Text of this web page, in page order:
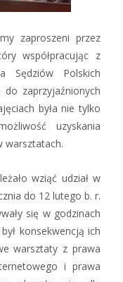
zaproszeni przez
współpracując z
Sędziów Polskich
zaprzyjaźnionych
była nie tylko
uzyskania
warsztatach.
wziąć udział w
do 12 lutego b. r.
się w godzinach
konsekwencją ich
warsztaty z prawa
i prawa